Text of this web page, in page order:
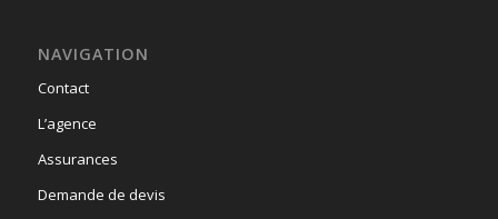
NAVIGATION
Contact
L’agence
Assurances
Demande de devis